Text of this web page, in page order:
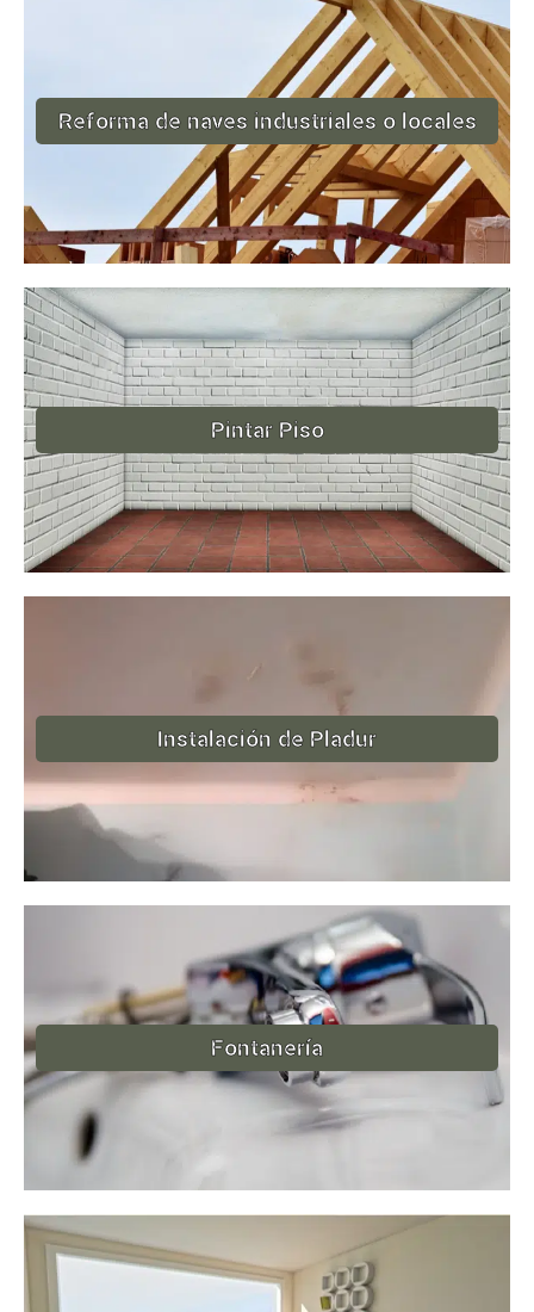
Reforma de naves industriales o locales
Pintar Piso
Instalación de Pladur
Fontanería